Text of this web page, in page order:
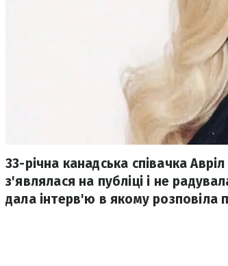
33-річна канадська співачка
з'являлася на публіці і не
дала інтерв'ю в якому розповіла